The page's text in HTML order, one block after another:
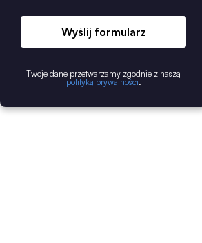
Wyślij formularz
Twoje dane przetwarzamy zgodnie z naszą
polityką prywatności